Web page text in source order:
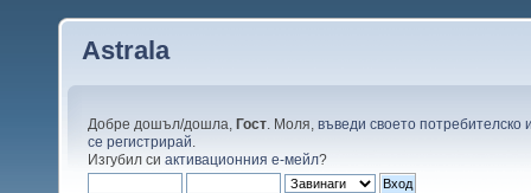
Astrala
Добре дошъл/дошла, Гост . Моля, въведи своето потребителско
се регистрирай
Изгубил си активационния е-мейл?